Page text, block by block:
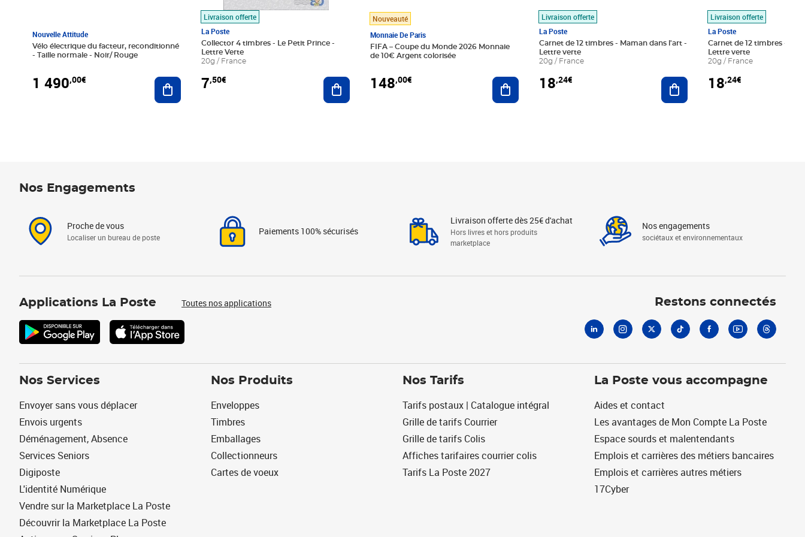
Nouvelle Attitude
Vélo électrique du facteur, reconditionné
- Taille normale - Noir/ Rouge
1 490,00€ Ajouter au panier
Livraison offerte
La Poste
Collector 4 timbres - Le Petit Prince -
Lettre Verte
20g / France
7,50€ Ajouter au panier
Nouveauté
Monnaie De Paris
FIFA – Coupe du Monde 2026 Monnaie
de 10€ Argent colorisée
148,00€ Ajouter au panier
Livraison offerte
La Poste
Carnet de 12 timbres - Maman dans l'art -
Lettre verte
20g / France
18,24€ Ajouter au panier
Livraison offerte
La Poste
Carnet de 12 timbres - Le
Lettre verte
20g / France
18,24€
Nos Engagements
Proche de vous
Localiser un bureau de poste
Paiements 100% sécurisés
Livraison offerte dès 25€ d'achat
Hors livres et hors produits
marketplace
Nos engagements
sociétaux et environnementaux
Applications La Poste Toutes nos applications Restons connectés
Nos Services
Envoyer sans vous déplacer
Envois urgents
Déménagement, Absence
Services Seniors
Digiposte
L'identité Numérique
Vendre sur la Marketplace La Poste
Découvrir la Marketplace La Poste
Nos Produits
Enveloppes
Timbres
Emballages
Collectionneurs
Cartes de voeux
Nos Tarifs
Tarifs postaux | Catalogue intégral
Grille de tarifs Courrier
Grille de tarifs Colis
Affiches tarifaires courrier colis
Tarifs La Poste 2027
La Poste vous accompagne
Aides et contact
Les avantages de Mon Compte La Poste
Espace sourds et malentendants
Emplois et carrières des métiers bancaires
Emplois et carrières autres métiers
17Cyber